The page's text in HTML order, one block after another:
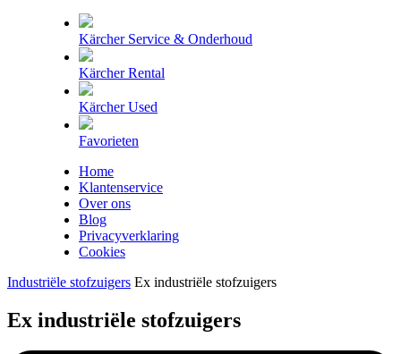
Kärcher Service & Onderhoud
Kärcher Rental
Kärcher Used
Favorieten
Home
Klantenservice
Over ons
Blog
Privacyverklaring
Cookies
Industriële stofzuigers Ex industriële stofzuigers
Ex industriële stofzuigers